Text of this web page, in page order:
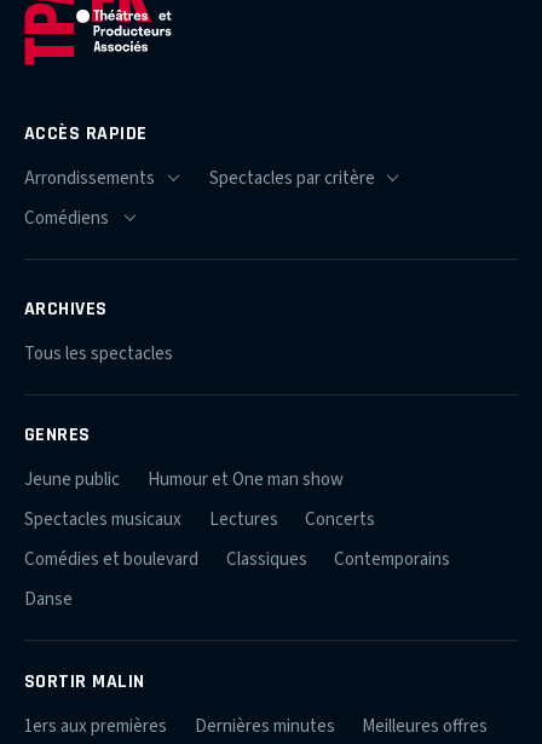
ACCÈS RAPIDE
ARCHIVES
Tous les spectacles
GENRES
Jeune public
Humour et One man show
Spectacles musicaux
Lectures
Concerts
Comédies et boulevard
Classiques
Contemporains
Danse
SORTIR MALIN
1ers aux premières Dernières minutes Meilleures offres